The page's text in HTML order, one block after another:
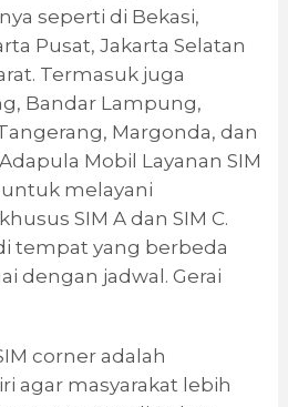
seperti di Bekasi,
Pusat, Jakarta Selatan
Termasuk juga
Bandar Lampung,
Margonda, dan
Mobil Layanan SIM
melayani
SIM A dan SIM C.
tempat yang berbeda
dengan jadwal. Gerai
corner adalah
agar masyarakat lebih